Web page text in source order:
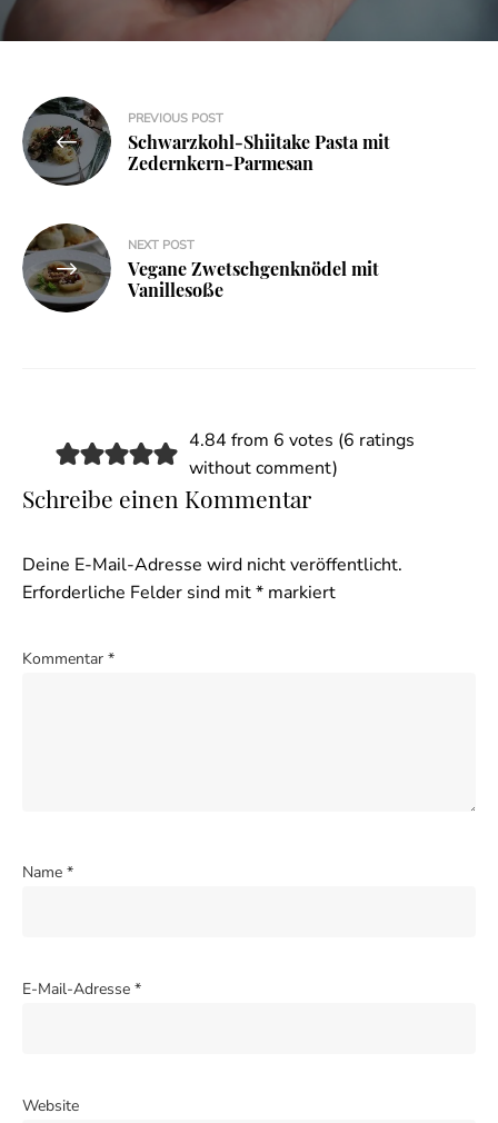
Beitragsnavigation
PREVIOUS POST
Schwarzkohl-Shiitake Pasta mit
Zedernkern-Parmesan
NEXT POST
Vegane Zwetschgenknödel mit
Vanillesoße
4.84 from 6 votes (6 ratings
without comment)
Schreibe einen Kommentar
Deine E-Mail-Adresse wird nicht veröffentlicht.
Erforderliche Felder sind mit* markiert
Kommentar *
Name *
E-Mail-Adresse *
Website